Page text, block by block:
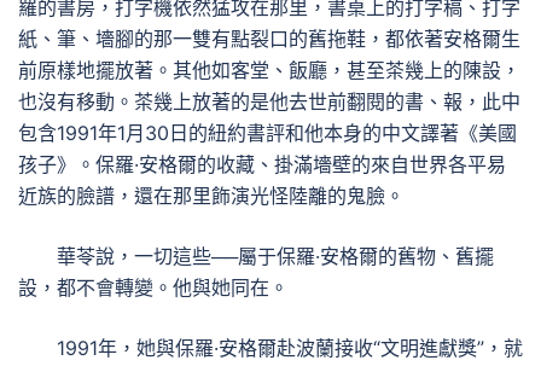
羅的書房，打字機依然猛攻在那里，書桌上的打字稿、打字
紙、筆、墻腳的那一雙有點裂口的舊拖鞋，都依著安格爾生
前原樣地擺放著。其他如客堂、飯廳，甚至茶幾上的陳設，
也沒有移動。茶幾上放著的是他去世前翻閱的書、報，此中
包含1991年1月30日的紐約書評和他本身的中文譯著《美國
孩子》。保羅·安格爾的收藏、掛滿墻壁的來自世界各平易
近族的臉譜，還在那里飾演光怪陸離的鬼臉。
華苓說，一切這些──屬于保羅·安格爾的舊物、舊擺
設，都不會轉變。他與她同在。
1991年，她與保羅·安格爾赴波蘭接收“文明進獻獎”，就